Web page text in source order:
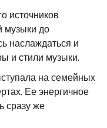
источников
музыки до
наслаждаться и
и стили музыки.
на семейных
Ее энергичное
сразу же